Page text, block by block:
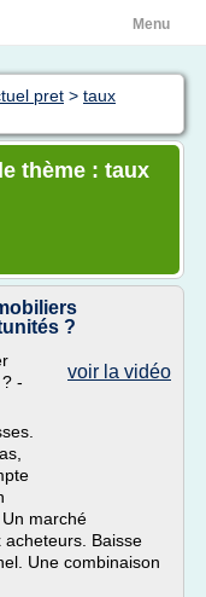
Menu
pret > taux
thème : taux
?
voir la vidéo
-
marché
Baisse
Une combinaison